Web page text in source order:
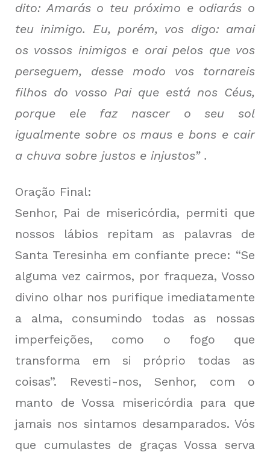
dito: Amarás o teu próximo e odiarás o
teu inimigo. Eu, porém, vos digo: amai
os vossos inimigos e orai pelos que vos
perseguem, desse modo vos tornareis
filhos do vosso Pai que está nos Céus,
porque ele faz nascer o seu sol
igualmente sobre os maus e bons e cair
a chuva sobre justos e injustos” .
Oração Final:
Senhor, Pai de misericórdia, permiti que
nossos lábios repitam as palavras de
Santa Teresinha em confiante prece: “Se
alguma vez cairmos, por fraqueza, Vosso
divino olhar nos purifique imediatamente
a alma, consumindo todas as nossas
imperfeições, como o fogo que
transforma em si próprio todas as
coisas”. Revesti-nos, Senhor, com o
manto de Vossa misericórdia para que
jamais nos sintamos desamparados. Vós
que cumulastes de graças Vossa serva